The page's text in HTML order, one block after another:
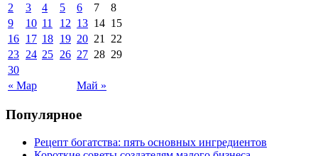
« Мар Май »
2
3 4 5 6 7
8
9
10 11 12 13 14 15
16 17 18 19 20 21
22
23 24 25 26 27 28 29
30
Популярное
Рецепт богатства: пять основных ингредиентов